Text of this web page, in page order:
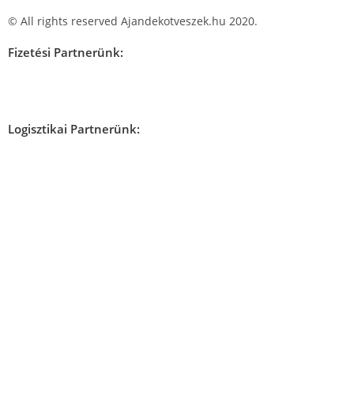
© All rights reserved Ajandekotveszek.hu 2020.
Fizetési Partnerünk:
Logisztikai Partnerünk: